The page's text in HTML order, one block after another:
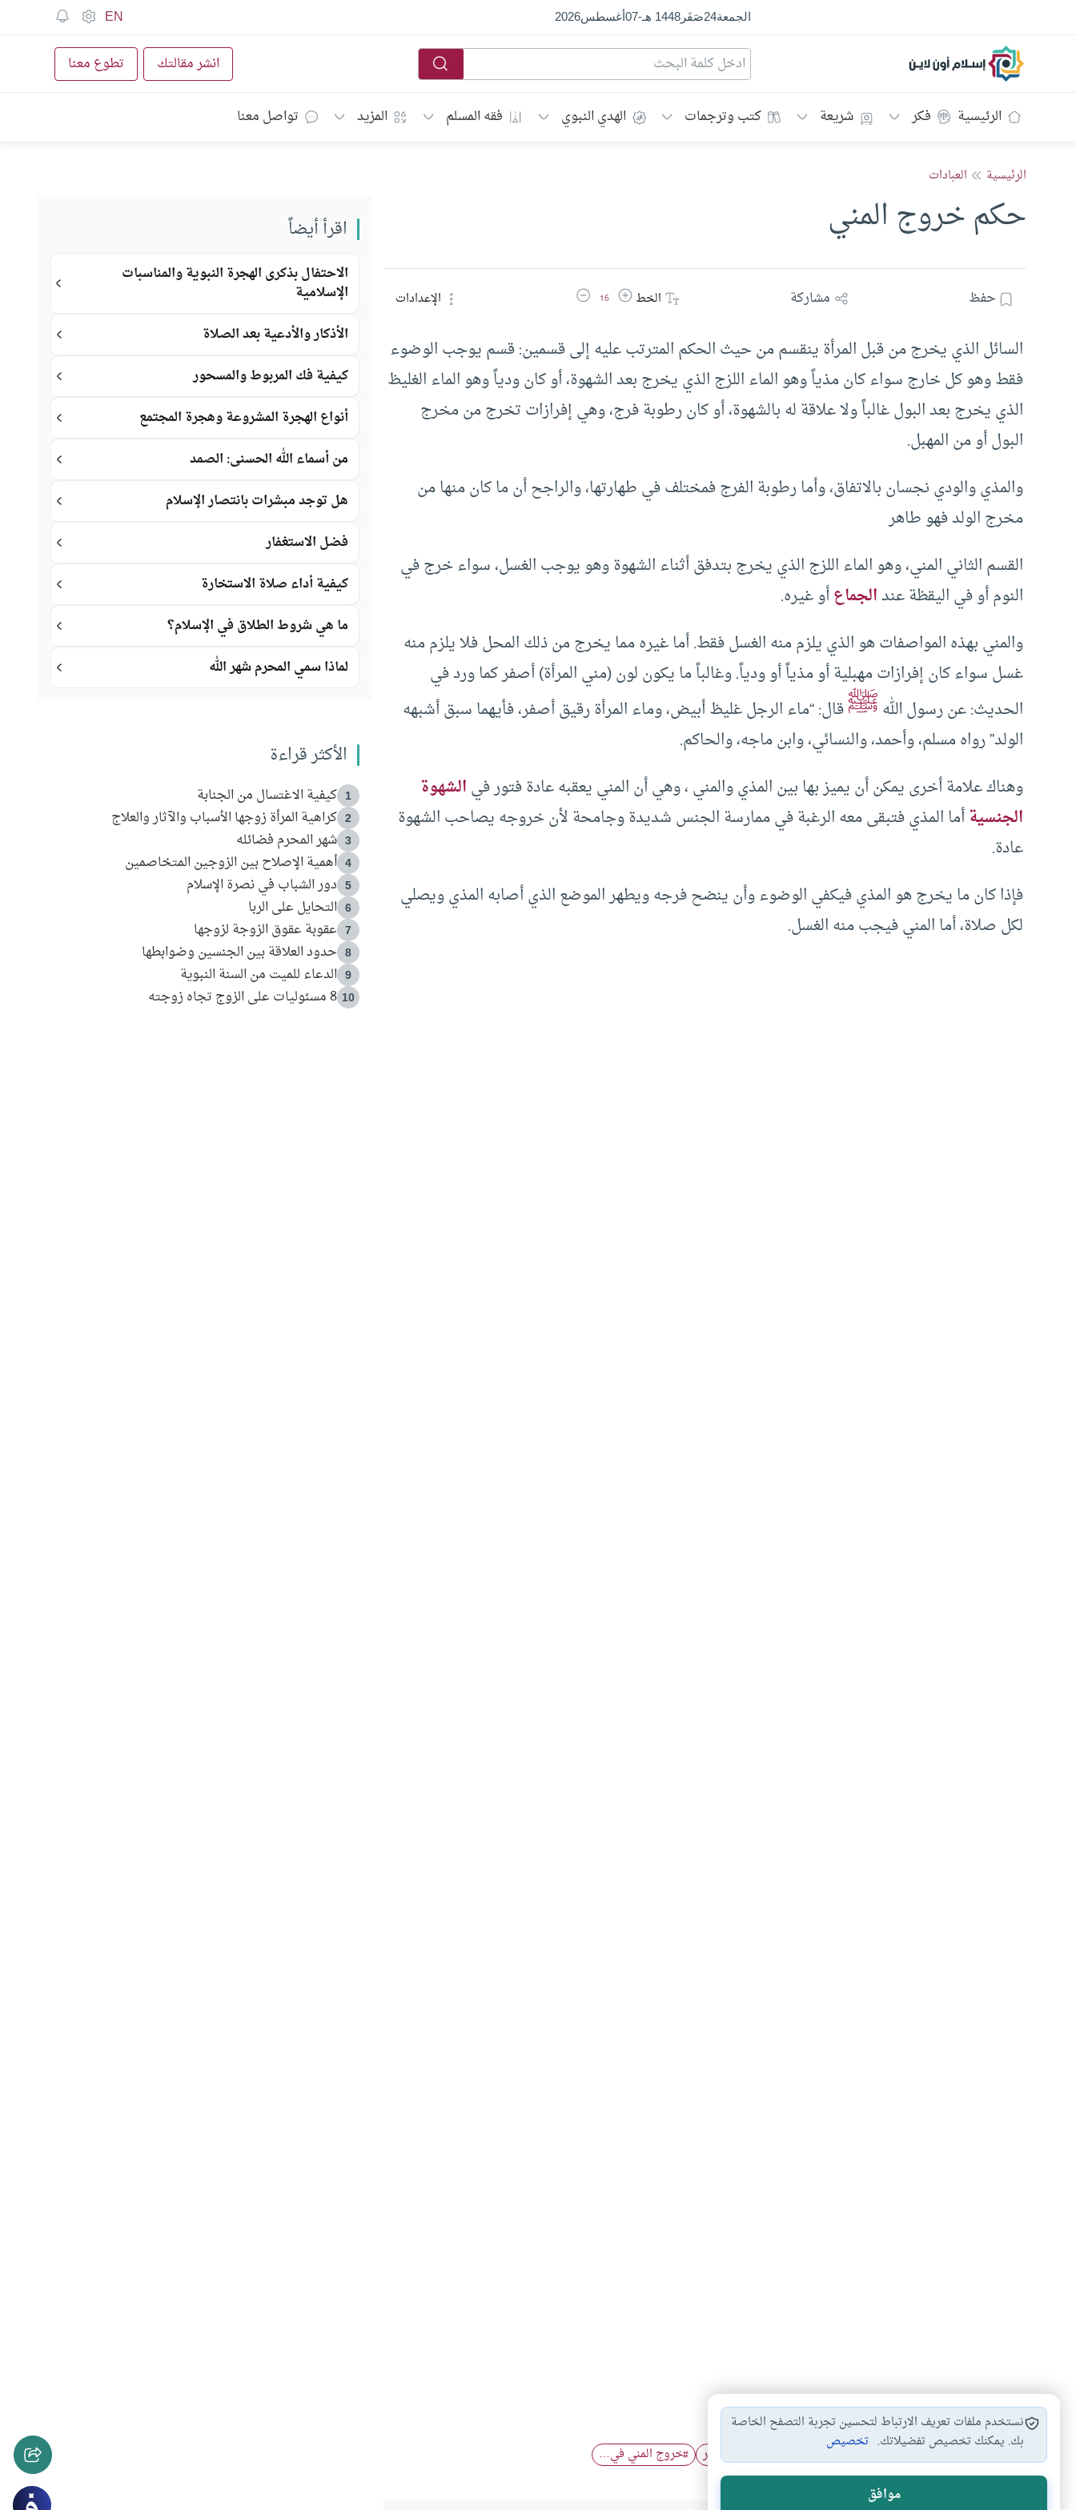
الجمعة24صَفَر1448 هـ -
07أغسطس2026
EN
إسلام أون لاين انشر مقالتك تطوع معنا
الرئيسية فكر شريعة كتب وترجمات الهدي النبوي فقه المسلم المزيد تواصل معنا
الرئيسية العبادات
حكم خروج المني
حفظ مشاركة الخطزيادة حجم الخط
16 تقليل حجم الخط الإعدادات
السائل الذي يخرج من قبل المرأة ينقسم من حيث الحكم المترتب عليه إلى قسمين: قسم يوجب الوضوء
فقط وهو كل خارج سواء كان مذياً وهو الماء اللزج الذي يخرج بعد الشهوة، أو كان ودياً وهو الماء الغليظ
الذي يخرج بعد البول غالباً ولا علاقة له بالشهوة، أو كان رطوبة فرج، وهي إفرازات تخرج من مخرج
البول أو من المهبل.
والمذي والودي نجسان بالاتفاق، وأما رطوبة الفرج فمختلف في طهارتها، والراجح أن ما كان منها من
مخرج الولد فهو طاهر
القسم الثاني المني، وهو الماء اللزج الذي يخرج بتدفق أثناء الشهوة وهو يوجب الغسل، سواء خرج في
النوم أو في اليقظة عندالجماعأو غيره.
والمني بهذه المواصفات هو الذي يلزم منه الغسل فقط. أما غيره مما يخرج من ذلك المحل فلا يلزم منه
غسل سواء كان إفرازات مهبلية أو مذياً أو ودياً. وغالباً ما يكون لون (مني المرأة) أصفر كما ورد في
الحديث: عن رسول اللهﷺقال: “ماء الرجل غليظ أبيض، وماء المرأة رقيق أصفر، فأيهما سبق أشبهه
الولد” رواه مسلم، وأحمد، والنسائي، وابن ماجه، والحاكم.
وهناك علامة أخرى يمكن أن يميز بها بين المذي والمني ، وهي أن المني يعقبه عادة فتور فيالشهوة
الجنسيةأما المذي فتبقى معه الرغبة في ممارسة الجنس شديدة وجامحة لأن خروجه يصاحب الشهوة
عادة.
فإذا كان ما يخرج هو المذي فيكفي الوضوء وأن ينضح فرجه ويطهر الموضع الذي أصابه المذي ويصلي
لكل صلاة، أما المني فيجب منه الغسل.
أحكام البول والمني… نزول المني بعد… إنزال المني بالنظر #خروج المني في…
اقرأ أيضاً
الاحتفال بذكرى الهجرة النبوية والمناسبات
الإسلامية
الأذكار والأدعية بعد الصلاة
كيفية فك المربوط والمسحور
أنواع الهجرة المشروعة وهجرة المجتمع
من أسماء الله الحسنى: الصمد
هل توجد مبشرات بانتصار الإسلام
فضل الاستغفار
كيفية أداء صلاة الاستخارة
ما هي شروط الطلاق في الإسلام؟
لماذا سمي المحرم شهر الله
الأكثر قراءة
1 كيفية الاغتسال من الجنابة
2 كراهية المرأة زوجها الأسباب والآثار والعلاج
3 شهر المحرم فضائله
4 أهمية الإصلاح بين الزوجين المتخاصمين
5 دور الشباب في نصرة الإسلام
6 التحايل على الربا
7 عقوبة عقوق الزوجة لزوجها
8 حدود العلاقة بين الجنسين وضوابطها
9 الدعاء للميت من السنة النبوية
10 8 مسئوليات على الزوج تجاه زوجته
نستخدم ملفات تعريف الارتباط لتحسين تجربة التصفح الخاصة
بك. يمكنك تخصيص تفضيلاتك. تخصيص
موافق